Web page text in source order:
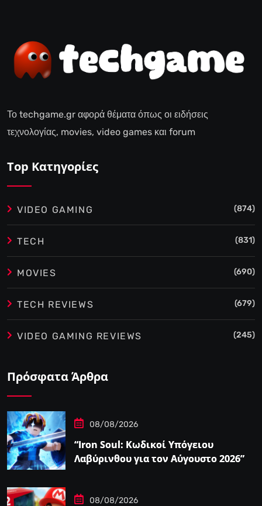
Το techgame.gr αφορά θέματα όπως οι ειδήσεις
τεχνολογίας, movies, video games και forum
Top Κατηγορίες
VIDEO GAMING (874)
TECH (831)
MOVIES (690)
TECH REVIEWS (679)
VIDEO GAMING REVIEWS (245)
Πρόσφατα Άρθρα
08/08/2026
“Iron Soul: Κωδικοί Υπόγειου
Λαβύρινθου για τον Αύγουστο 2026”
08/08/2026